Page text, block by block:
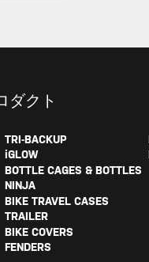
ダクト
TRI-BACKUP
iGLOW
BOTTLE CAGES & BOTTLES
NINJA
BIKE TRAVEL CASES
TRAILER
BIKE COVERS
FENDERS